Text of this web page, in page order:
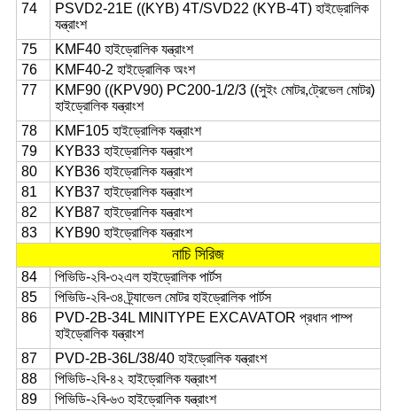
74
PSVD2-21E ((KYB) 4T/SVD22 (KYB-4T) হাইড্রোলিক
যন্ত্রাংশ
75
KMF40 হাইড্রোলিক যন্ত্রাংশ
76
KMF40-2 হাইড্রোলিক অংশ
77
KMF90 ((KPV90) PC200-1/2/3 ((সুইং মোটর,ট্রেভেল মোটর)
হাইড্রোলিক যন্ত্রাংশ
78
KMF105 হাইড্রোলিক যন্ত্রাংশ
79
KYB33 হাইড্রোলিক যন্ত্রাংশ
80
KYB36 হাইড্রোলিক যন্ত্রাংশ
81
KYB37 হাইড্রোলিক যন্ত্রাংশ
82
KYB87 হাইড্রোলিক যন্ত্রাংশ
83
KYB90 হাইড্রোলিক যন্ত্রাংশ
নাচি সিরিজ
84
পিভিডি-২বি-৩২এল হাইড্রোলিক পার্টস
85
পিভিডি-২বি-৩৪ ট্র্যাভেল মোটর হাইড্রোলিক পার্টস
86
PVD-2B-34L MINITYPE EXCAVATOR প্রধান পাম্প
হাইড্রোলিক যন্ত্রাংশ
87
PVD-2B-36L/38/40 হাইড্রোলিক যন্ত্রাংশ
88
পিভিডি-২বি-৪২ হাইড্রোলিক যন্ত্রাংশ
89
পিভিডি-২বি-৬৩ হাইড্রোলিক যন্ত্রাংশ